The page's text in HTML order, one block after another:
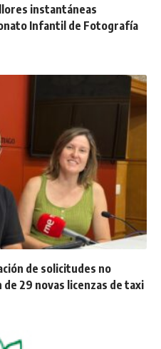
instantáneas
Infantil de Fotografía
de solicitudes no
de 29 novas licenzas de taxi